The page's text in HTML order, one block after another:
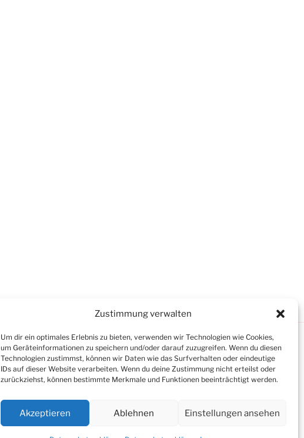
Zustimmung verwalten
Um dir ein optimales Erlebnis zu bieten, verwenden wir Technologien wie Cookies,
um Geräteinformationen zu speichern und/oder darauf zuzugreifen. Wenn du diesen
Technologien zustimmst, können wir Daten wie das Surfverhalten oder eindeutige
IDs auf dieser Website verarbeiten. Wenn du deine Zustimmung nicht erteilst oder
zurückziehst, können bestimmte Merkmale und Funktionen beeinträchtigt werden.
Akzeptieren Ablehnen Einstellungen ansehen
|Links